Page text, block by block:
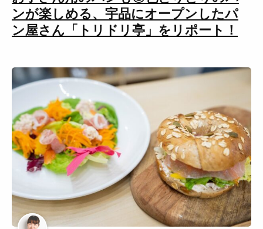
ンが楽しめる、宇品にオープンしたパ
ン屋さん「トリドリ亭」をリポート！